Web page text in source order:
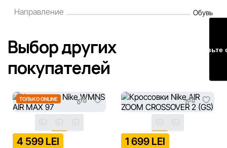
исправлять возможные ошибки в кратчайшие разумные
Направление Обувь
Выбор других
покупателей
ТОЛЬКО ONLINE
4 599 LEI 1 699 LEI
Оставьте